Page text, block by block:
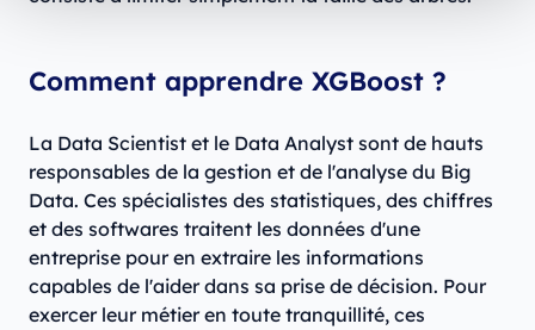
Comment apprendre XGBoost ?
La Data Scientist et le Data Analyst sont de hauts
responsables de la gestion et de l'analyse du Big
Data. Ces spécialistes des statistiques, des chiffres
et des softwares traitent les données d'une
entreprise pour en extraire les informations
capables de l'aider dans sa prise de décision. Pour
exercer leur métier en toute tranquillité, ces